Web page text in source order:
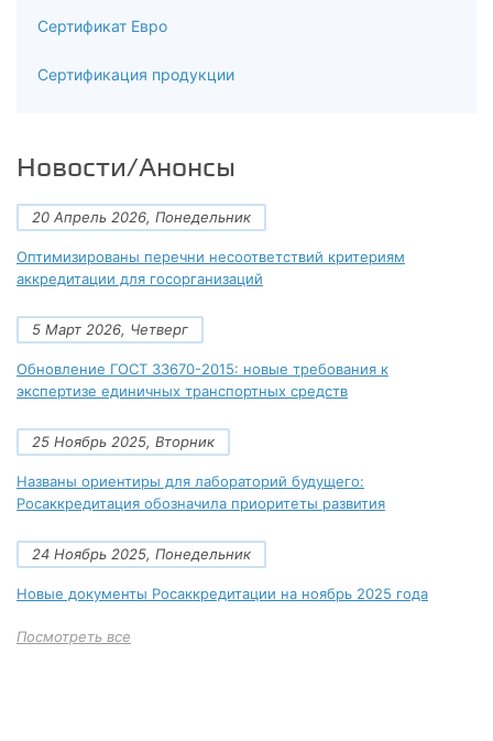
Сертификат Евро
Сертификация продукции
Новости/Анонсы
20 Апрель 2026, Понедельник
Оптимизированы перечни несоответствий критериям
аккредитации для госорганизаций
5 Март 2026, Четверг
Обновление ГОСТ 33670-2015: новые требования к
экспертизе единичных транспортных средств
25 Ноябрь 2025, Вторник
Названы ориентиры для лабораторий будущего:
Росаккредитация обозначила приоритеты развития
24 Ноябрь 2025, Понедельник
Новые документы Росаккредитации на ноябрь 2025 года
Посмотреть все